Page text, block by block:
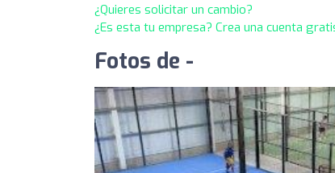
¿Quieres solicitar un cambio?
¿Es esta tu empresa? Crea una cuenta
Fotos de -